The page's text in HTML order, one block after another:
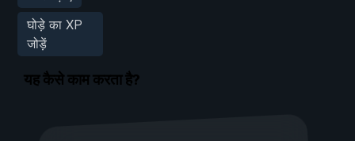
घोड़े का XP
जोड़ें
यह कैसे काम करता है?